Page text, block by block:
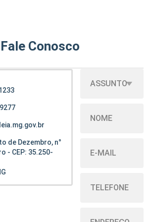
Fale Conosco
de Dezembro, n°
- CEP: 35.250-
ASSUNTO